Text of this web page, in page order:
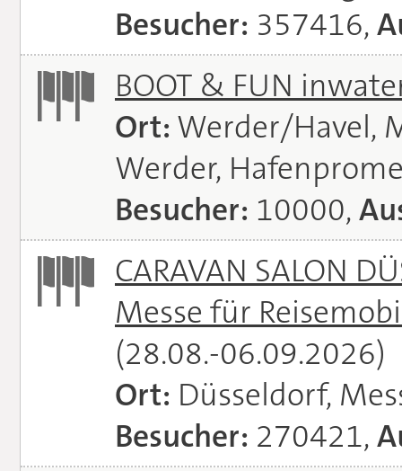
Besucher: 357416,
BOOT & FUN
Ort: Werder/Havel,
Werder,
Besucher: 10000,
CARAVAN SALON
Messe für
(28.08.-06.09.2026)
Ort: Düsseldorf,
Besucher: 270421,